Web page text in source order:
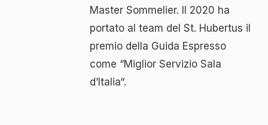
Master Sommelier. Il 2020 ha
portato al team del St. Hubertus il
premio della Guida Espresso
come “Miglior Servizio Sala
d’Italia“.